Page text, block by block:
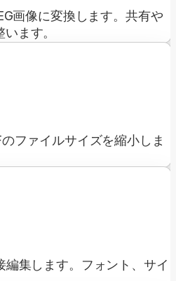
画像に変換します。共有や
ます。
ファイルサイズを縮小しま
編集します。フォント、サイ